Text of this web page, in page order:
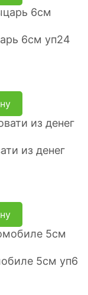
6см уп24
из денег
5см уп6